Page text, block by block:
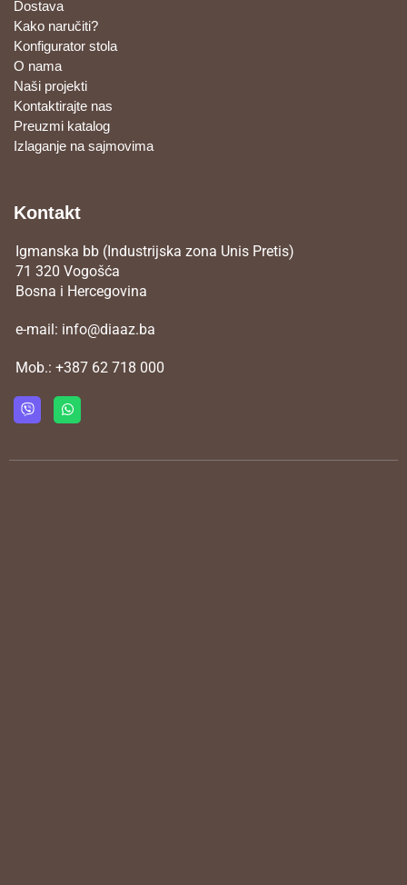
Dostava
Kako naručiti?
Konfigurator stola
O nama
Naši projekti
Kontaktirajte nas
Preuzmi katalog
Izlaganje na sajmovima
Kontakt
Igmanska bb (Industrijska zona Unis Pretis)
71 320 Vogošća
Bosna i Hercegovina
e-mail: info@diaaz.ba
Mob.: +387 62 718 000